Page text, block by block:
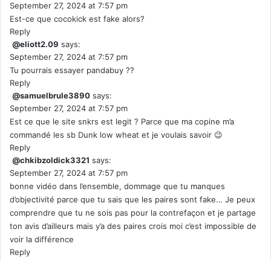
September 27, 2024 at 7:57 pm
Est-ce que cocokick est fake alors?
Reply
@eliott2.09 says:
September 27, 2024 at 7:57 pm
Tu pourrais essayer pandabuy ??
Reply
@samuelbrule3890 says:
September 27, 2024 at 7:57 pm
Est ce que le site snkrs est legit ? Parce que ma copine m’a
commandé les sb Dunk low wheat et je voulais savoir 😉
Reply
@chkibzoldick3321 says:
September 27, 2024 at 7:57 pm
bonne vidéo dans l’ensemble, dommage que tu manques
d’objectivité parce que tu sais que les paires sont fake… Je peux
comprendre que tu ne sois pas pour la contrefaçon et je partage
ton avis d’ailleurs mais y’a des paires crois moi c’est impossible de
voir la différence
Reply